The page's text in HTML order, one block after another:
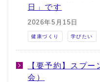
日」です
2026年5月15日
健康づくり 学びたい
【要予約】スプ
会）